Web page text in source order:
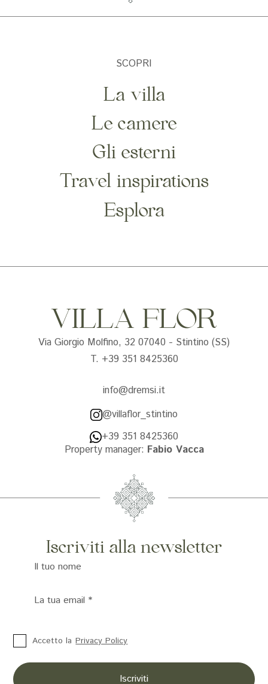
SCOPRI
La villa
Le camere
Gli esterni
Travel inspirations
Esplora
VILLA FLOR
Via Giorgio Molfino, 32 07040 - Stintino (SS)
T. +39 351 8425360
info@dremsi.it
@villaflor_stintino
+39 351 8425360
Property manager: Fabio Vacca
Iscriviti alla newsletter
Il tuo nome
La tua email *
Accetto la Privacy Policy